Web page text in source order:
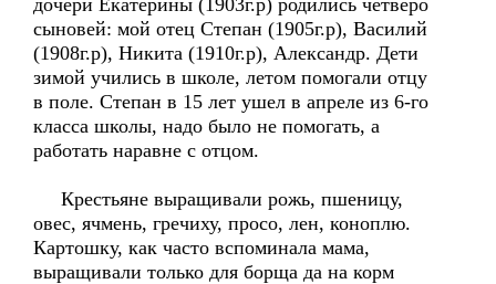
дочери Екатерины (1903г.р) родились четверо
сыновей: мой отец Степан (1905г.р), Василий
(1908г.р), Никита (1910г.р), Александр. Дети
зимой учились в школе, летом помогали отцу
в поле. Степан в 15 лет ушел в апреле из 6-го
класса школы, надо было не помогать, а
работать наравне с отцом.
Крестьяне выращивали рожь, пшеницу,
овес, ячмень, гречиху, просо, лен, коноплю.
Картошку, как часто вспоминала мама,
выращивали только для борща да на корм